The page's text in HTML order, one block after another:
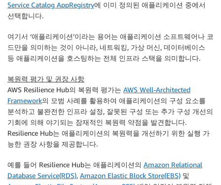
Service Catalog AppRegistry에 이미 정의된 애플리케이션 중에서
선택합니다.
여기서 ‘애플리케이션’이라는 용어는 애플리케이션 소프트웨어나 코
드만을 의미하는 것이 아니라, 네트워킹, 가상 머신, 데이터베이스
등 애플리케이션을 호스팅하는 전체 인프라 스택을 의미합니다.
복원력 평가 및 권장 사항
AWS Resilience Hub의 복원력 평가는 AWS Well-Architected
Framework의 모범 사례를 활용하여 애플리케이션의 구성 요소를
분석하고 불완전한 인프라 설정, 잘못된 구성 또는 추가 구성 개선의
기회에 의해 야기되는 잠재적인 복원력 약점을 발견합니다.
Resilience Hub는 애플리케이션의 복원력을 개선하기 위한 실행 가
능한 권장 사항을 제공합니다.
예를 들어 Resilience Hub는 애플리케이션의 Amazon Relational
Database Service(RDS), Amazon Elastic Block Store(EBS) 및